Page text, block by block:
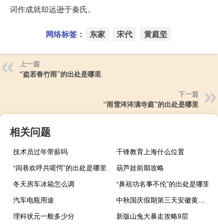
词作成就却远逊于秦氏。
网络标签： 东家 宋代 黄庭坚
上一篇
“盗若春竹雨”的出处是哪里
下一篇
“雨雪涔涔满寺庭”的出处是哪里
相关问题
技术员过年带薪吗
千锋教育上海什么位置
“闾巷欢呼共嗟愕”的出处是哪里
葫芦娃前期攻略
冬天房车冰箱怎么调
“鼻祖功名事不伦”的出处是哪里
汽车电瓶用途
中秋国庆假期第三天安徽黄山迎客2.9万多人 次日预约已满 到底什么情况嘞
理科状元一般多少分
新版山兔大暴走攻略9层